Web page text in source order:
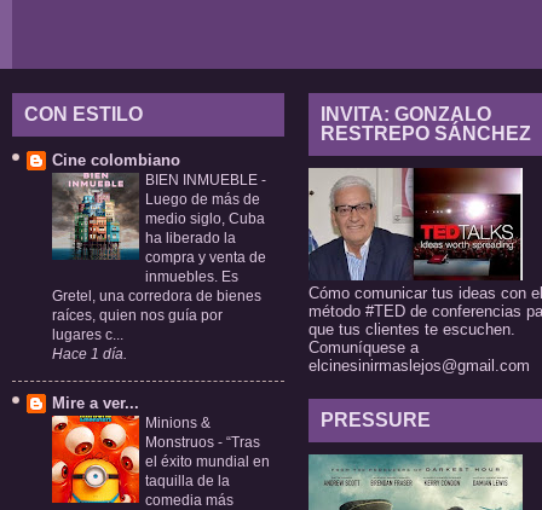
CON ESTILO
Cine colombiano
BIEN INMUEBLE -
Luego de más de
medio siglo, Cuba
ha liberado la
compra y venta de
inmuebles. Es
Gretel, una corredora de bienes
raíces, quien nos guía por
lugares c...
Hace 1 día.
Mire a ver...
Minions &
Monstruos - “Tras
el éxito mundial en
taquilla de la
comedia más
INVITA: GONZALO
RESTREPO SÁNCHEZ
Cómo comunicar tus ideas con el
método #TED de conferencias
que tus clientes te escuchen.
Comuníquese a
elcinesinirmaslejos@gmail.com
PRESSURE